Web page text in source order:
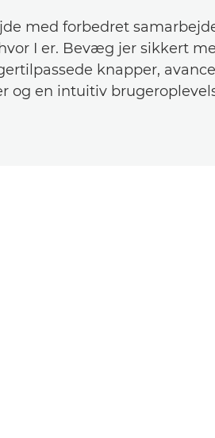
med forbedret
I er. Bevæg jer sikkert
knapper,
og en intuitiv